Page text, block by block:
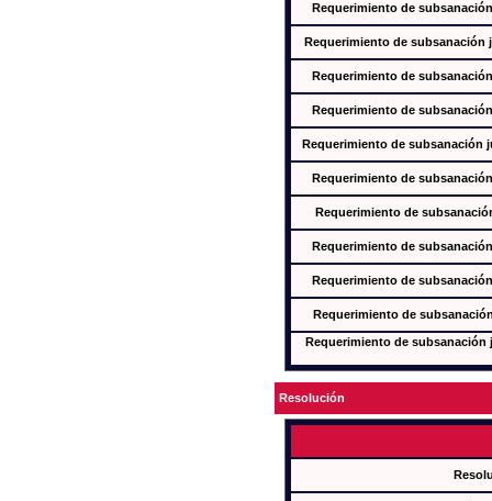
Requerimiento de
Requerimiento de subsanación
Requerimiento de
Requerimiento de
Requerimiento de subsanación
Requerimiento de
Requerimiento de
Requerimiento de
Requerimiento de
Requerimiento de
Requerimiento de
Resolución